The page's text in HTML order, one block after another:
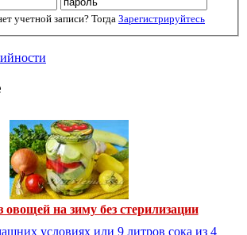
учетной записи? Тогда Зарегистрируйтесь
овощей на зиму без стерилизации